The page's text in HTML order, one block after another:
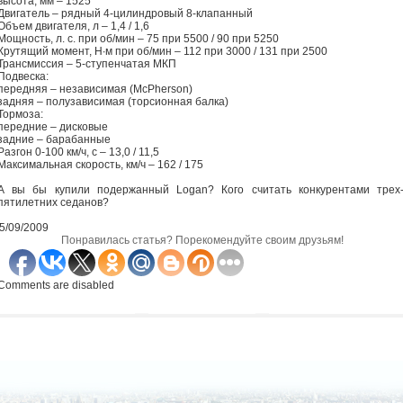
– рядный 4-цилиндровый 8-клапанный
двигателя, л – 1,4 / 1,6
л. с. при об/мин – 75 при 5500 / 90 при 5250
момент, Н∙м при об/мин – 112 при 3000 / 131 при 2500
– 5-ступенчатая МКП
– независимая (McPherson)
– полузависимая (торсионная балка)
– дисковые
– барабанные
0-100 км/ч, с – 13,0 / 11,5
скорость, км/ч – 162 / 175
вы бы купили подержанный Logan? Кого считать конкурентами
седанов?
09/2009
Понравилась статья? Порекомендуйте своим друзьям!
are disabled